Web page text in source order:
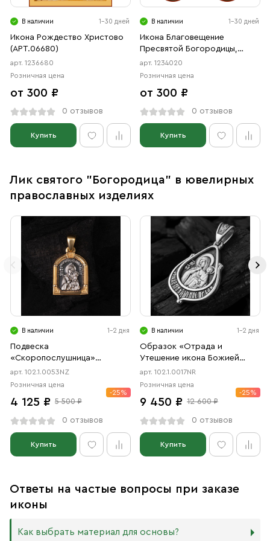
В наличии 1-30 дней
Икона Рождество Христово
(АРТ.06680)
арт. 1236680
Розничная цена
от 300 ₽
0 отзывов
Купить
В наличии 1-30 дней
Икона Благовещение
Пресвятой Богородицы,
Иконы на Царские Врата
(АРТ.04020)
арт. 1234020
Розничная цена
от 300 ₽
0 отзывов
Купить
Лик святого "Богородица" в ювелирных
православных изделиях
В наличии 1-2 дня
Подвеска
«Скоропослушница»
чернение, позолота
арт. 102.1.0053NZ
Розничная цена
4 125 ₽ 5 500 ₽
-25%
0 отзывов
Купить
В наличии 1-2 дня
Образок «Отрада и
Утешение икона Божией
Матери в форме цаты»
чернение, родий
арт. 102.1.0017NR
Розничная цена
9 450 ₽ 12 600 ₽
-25%
0 отзывов
Купить
Ответы на частые вопросы при заказе
иконы
Как выбрать материал для основы?